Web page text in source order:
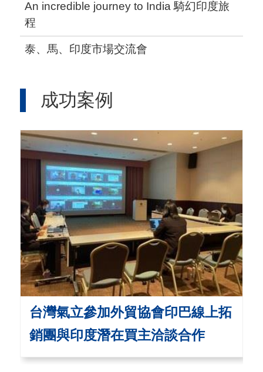
An incredible journey to India 騎幻印度旅
程
泰、馬、印度市場交流會
成功案例
台灣氣立參加外貿協會印巴線上拓
銷團與印度潛在買主洽談合作